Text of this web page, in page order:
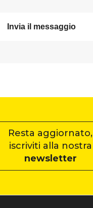
Resta aggiornato,
iscriviti alla nostra
newsletter